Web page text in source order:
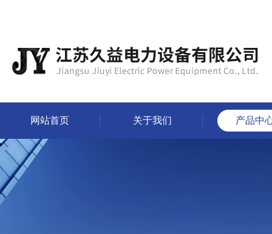
网站首页 关于我们 产品中